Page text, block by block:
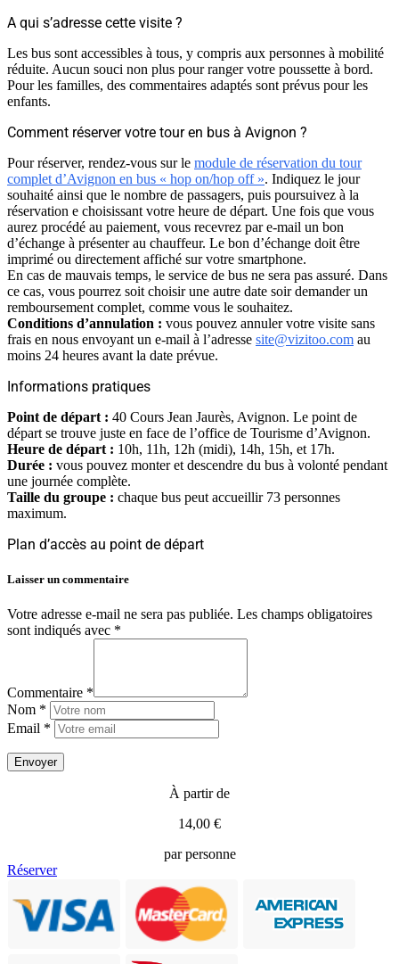
A qui s’adresse cette visite ?
Les bus sont accessibles à tous, y compris aux personnes à mobilité
réduite. Aucun souci non plus pour ranger votre poussette à bord.
Pour les familles, des commentaires adaptés sont prévus pour les
enfants.
Comment réserver votre tour en bus à Avignon ?
Pour réserver, rendez-vous sur le module de réservation du tour
complet d’Avignon en bus « hop on/hop off ». Indiquez le jour
souhaité ainsi que le nombre de passagers, puis poursuivez à la
réservation e choisissant votre heure de départ. Une fois que vous
aurez procédé au paiement, vous recevrez par e-mail un bon
d’échange à présenter au chauffeur. Le bon d’échange doit être
imprimé ou directement affiché sur votre smartphone.
En cas de mauvais temps, le service de bus ne sera pas assuré. Dans
ce cas, vous pourrez soit choisir une autre date soir demander un
remboursement complet, comme vous le souhaitez.
Conditions d’annulation : vous pouvez annuler votre visite sans
frais en nous envoyant un e-mail à l’adresse site@vizitoo.com au
moins 24 heures avant la date prévue.
Informations pratiques
Point de départ : 40 Cours Jean Jaurès, Avignon. Le point de
départ se trouve juste en face de l’office de Tourisme d’Avignon.
Heure de départ : 10h, 11h, 12h (midi), 14h, 15h, et 17h.
Durée : vous pouvez monter et descendre du bus à volonté pendant
une journée complète.
Taille du groupe : chaque bus peut accueillir 73 personnes
maximum.
Plan d’accès au point de départ
Laisser un commentaire
Votre adresse e-mail ne sera pas publiée. Les champs obligatoires
sont indiqués avec *
Commentaire *
Nom *
Email *
À partir de
14,00 €
par personne
Réserver